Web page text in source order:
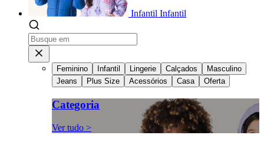
Infantil Infantil
Feminino Infantil Lingerie Calçados
Masculino
Jeans
Plus Size Acessórios Casa Oferta
Categoria
Ver tudo >